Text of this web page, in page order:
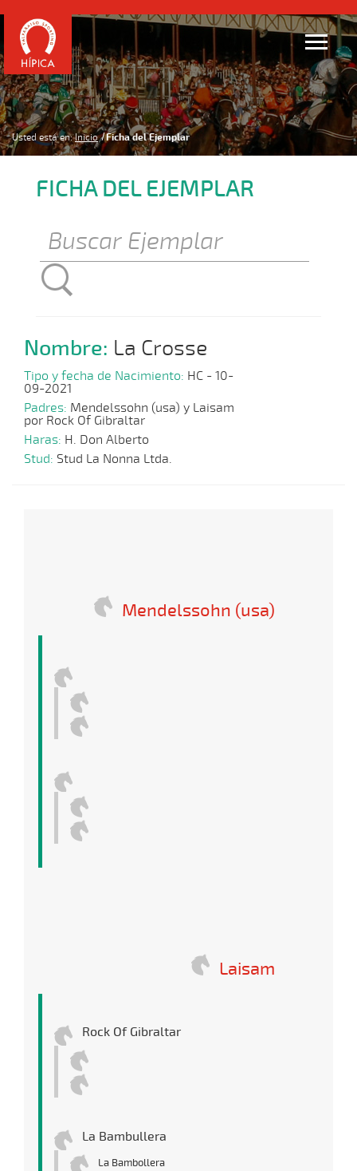
Usted está en: Inicio Ficha del Ejemplar
FICHA DEL EJEMPLAR
Nombre: La Crosse
Tipo y fecha de Nacimiento: HC - 10-
09-2021
Padres: Mendelssohn (usa) y Laisam
por Rock Of Gibraltar
Haras: H. Don Alberto
Stud: Stud La Nonna Ltda.
Mendelssohn (usa)
Laisam
Rock Of Gibraltar
La Bambullera
La Bambollera